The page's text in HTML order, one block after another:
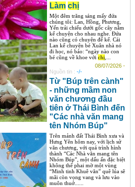
Làm chị
Một đêm trăng sáng mấy đứa
chúng tôi: Lan, Hồng, Phương,
Yến trải chiếu dưới gốc cây nằm
kể chuyện cho nhau nghe. Đứa
nào cũng có chuyện để kể. Cái
Lan kể chuyện bé Xuân nhà nó
đi học, nó bảo: “ngày nào con
bé cũng về khoe với chị,...
08/07/2026 -
Nguồn tin : -/-
Từ "Búp trên cành"
- những mầm non
văn chương đầu
tiên ở Thái Bình đến
"Các nhà văn mang
tên Nhóm Búp"
Trên mảnh đất Thái Bình xưa và
Hưng Yên hôm nay, với lịch sử
văn chương, với quá trình hình
thành “Các Nhà văn mang tên
Nhóm Búp”, một dấu ấn đặc biệt
không thể phai mờ một vùng
“Minh tinh Khuê văn” quê lúa sẽ
mãi còn vọng vang và lưu vào
muôn thuở......